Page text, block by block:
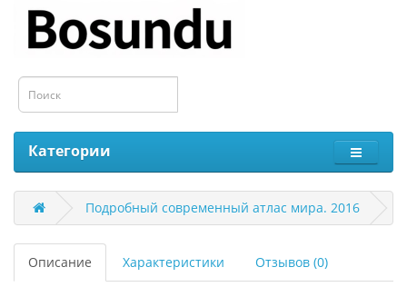
Категории
Подробный современный атлас мира. 2016
Описание Характеристики Отзывов (0)